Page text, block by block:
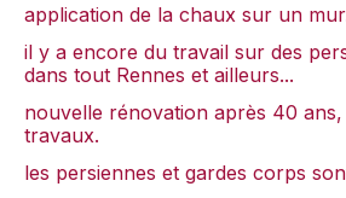
application de la chaux sur un
il y a encore du travail sur des
dans tout Rennes et ailleurs...
nouvelle rénovation après 40
travaux.
les persiennes et gardes corps